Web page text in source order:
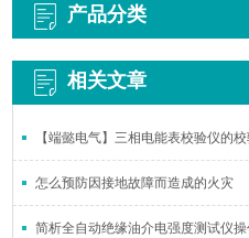
产品分类
相关文章
【端懿电气】三相电能表校验仪的
怎么预防因接地故障而造成的火灾
简析全自动绝缘油介电强度测试仪